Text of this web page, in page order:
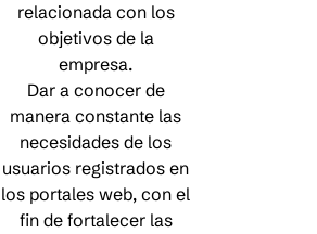
relacionada con los
objetivos de la
empresa.
Dar a conocer de
manera constante las
necesidades de los
usuarios registrados en
los portales web, con el
fin de fortalecer las